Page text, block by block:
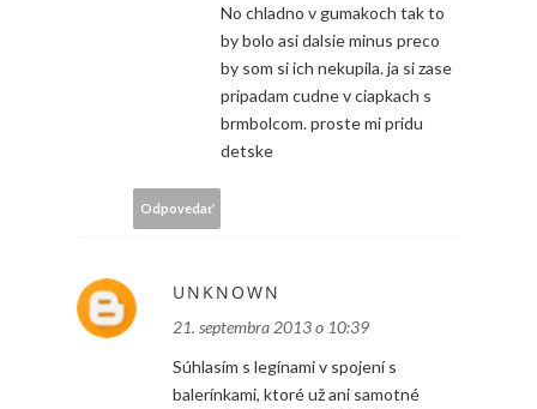
No chladno v gumakoch tak to
by bolo asi dalsie minus preco
by som si ich nekupila. ja si zase
pripadam cudne v ciapkach s
brmbolcom. proste mi pridu
detske
Odpovedať
UNKNOWN
21. septembra 2013 o 10:39
Súhlasím s legínami v spojení s
balerínkami, ktoré už ani samotné